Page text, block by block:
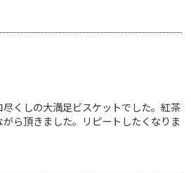
くしの大満足ビスケットでした。紅茶
ら頂きました。リピートしたくなりま